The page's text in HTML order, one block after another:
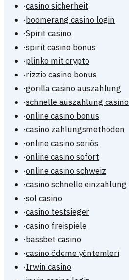
·casino sicherheit
·boomerang casino login
·Spirit casino
·spirit casino bonus
·plinko mit crypto
·rizzio casino bonus
·gorilla casino auszahlung
·schnelle auszahlung casino
·online casino bonus
·casino zahlungsmethoden
·online casino seriös
·online casino sofort
·online casino schweiz
·casino schnelle einzahlung
·sol casino
·casino testsieger
·casino freispiele
·bassbet casino
·casino ödeme yöntemleri
·Irwin casino